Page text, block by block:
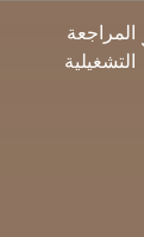
المراجعة
التشغيلية